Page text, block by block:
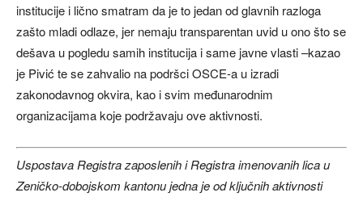
institucije i lično smatram da je to jedan od glavnih razloga
zašto mladi odlaze, jer nemaju transparentan uvid u ono što se
dešava u pogledu samih institucija i same javne vlasti –kazao
je Pivić te se zahvalio na podršci OSCE-a u izradi
zakonodavnog okvira, kao i svim međunarodnim
organizacijama koje podržavaju ove aktivnosti.
Uspostava Registra zaposlenih i Registra imenovanih lica u
Zeničko-dobojskom kantonu jedna je od ključnih aktivnosti